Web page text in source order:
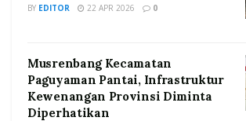
BY EDITOR 22 APR 2026 0
Musrenbang Kecamatan
Paguyaman Pantai, Infrastruktur
Kewenangan Provinsi Diminta
Diperhatikan